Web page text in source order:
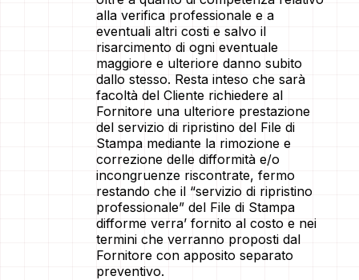
alla verifica professionale e a
eventuali altri costi e salvo il
risarcimento di ogni eventuale
maggiore e ulteriore danno subito
dallo stesso. Resta inteso che sarà
facoltà del Cliente richiedere al
Fornitore una ulteriore prestazione
del servizio di ripristino del File di
Stampa mediante la rimozione e
correzione delle difformità e/o
incongruenze riscontrate, fermo
restando che il “servizio di ripristino
professionale” del File di Stampa
difforme verra’ fornito al costo e nei
termini che verranno proposti dal
Fornitore con apposito separato
preventivo.